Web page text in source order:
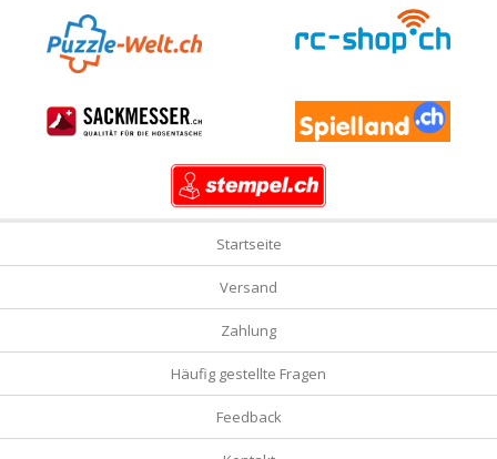
Startseite
Versand
Zahlung
Häufig gestellte Fragen
Feedback